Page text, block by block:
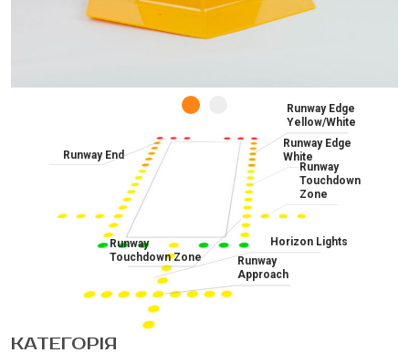
Runway End
Runway Edge
Yellow/White
Runway Edge
White
Runway
Touchdown
Zone
Runway
Touchdown Zone
Horizon Lights
Runway
Approach
КАТЕГОРІЯ